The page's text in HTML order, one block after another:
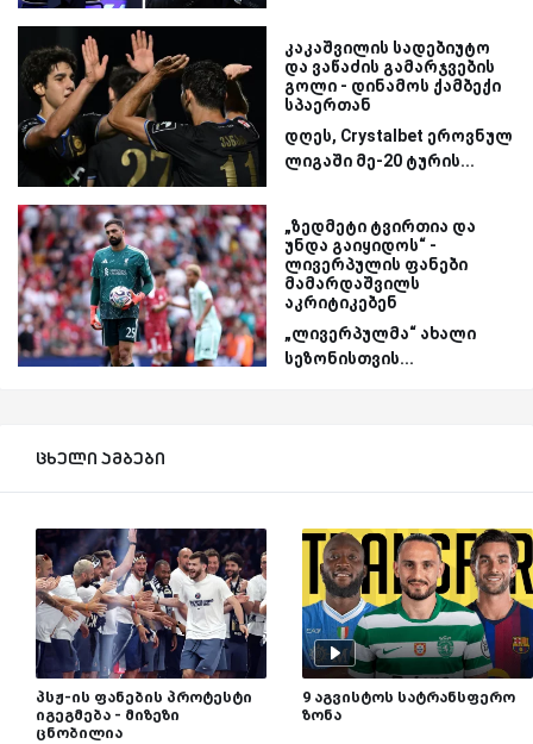
კაკაშვილის სადებიუტო
და ვაწაძის გამარჯვების
გოლი - დინამოს ქამბექი
სპაერთან
დღეს, Crystalbet ეროვნულ
ლიგაში მე-20 ტურის...
„ზედმეტი ტვირთია და
უნდა გაიყიდოს“ -
ლივერპულის ფანები
მამარდაშვილს
აკრიტიკებენ
„ლივერპულმა“ ახალი
სეზონისთვის...
ცხელი ამბები
პსჟ-ის ფანების პროტესტი
იგეგმება - მიზეზი
ცნობილია
9 აგვისტოს სატრანსფერო
ზონა